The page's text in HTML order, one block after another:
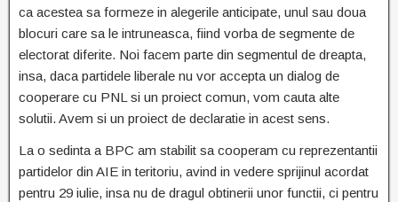
ca acestea sa formeze in alegerile anticipate, unul sau doua
blocuri care sa le intruneasca, fiind vorba de segmente de
electorat diferite. Noi facem parte din segmentul de dreapta,
insa, daca partidele liberale nu vor accepta un dialog de
cooperare cu PNL si un proiect comun, vom cauta alte
solutii. Avem si un proiect de declaratie in acest sens.
La o sedinta a BPC am stabilit sa cooperam cu reprezentantii
partidelor din AIE in teritoriu, avind in vedere sprijinul acordat
pentru 29 iulie, insa nu de dragul obtinerii unor functii, ci pentru